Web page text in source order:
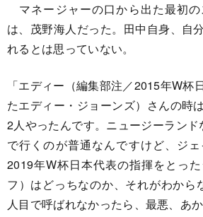
マネージャーの口から出た最初
は、茂野海人だった。田中自身、自
れるとは思っていない。
「エディー（編集部注／2015年W杯
たエディー・ジョーンズ）さんの時
2人やったんです。ニュージーラン
で行くのが普通なんですけど、ジ
2019年W杯日本代表の指揮をとっ
フ）はどっちなのか、それがわから
人目で呼ばれなかったら、最悪、あか